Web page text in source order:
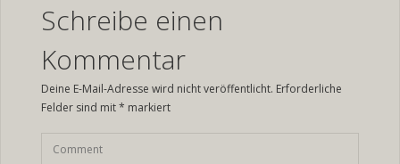
Schreibe einen
Kommentar
Deine E-Mail-Adresse wird nicht veröffentlicht. Erforderliche
Felder sind mit* markiert